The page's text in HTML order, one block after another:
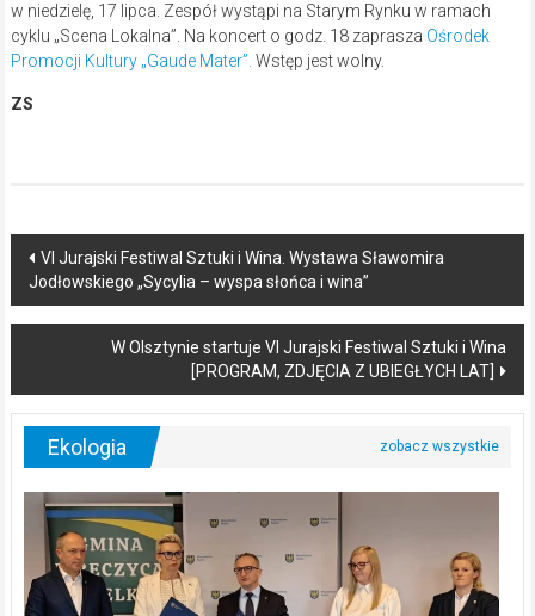
w niedzielę, 17 lipca. Zespół wystąpi na Starym Rynku w ramach
cyklu „Scena Lokalna”. Na koncert o godz. 18 zaprasza Ośrodek
Promocji Kultury „Gaude Mater”. Wstęp jest wolny.
ZS
Post
navigation
VI Jurajski Festiwal Sztuki i Wina. Wystawa Sławomira
Jodłowskiego „Sycylia – wyspa słońca i wina”
W Olsztynie startuje VI Jurajski Festiwal Sztuki i Wina
[PROGRAM, ZDJĘCIA Z UBIEGŁYCH LAT]
Ekologia